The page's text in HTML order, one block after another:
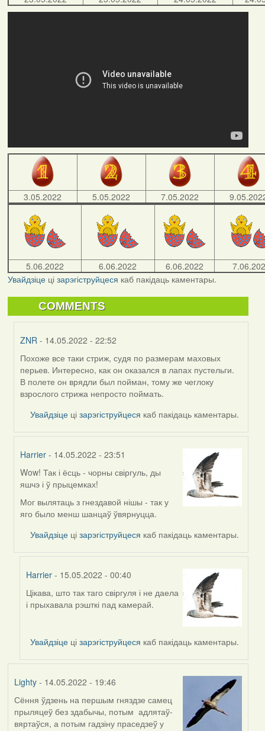
3.05.2022 5.05.2022 7.05.2022
5.06.2022 6.06.2022 6.06.2022
Увайдзіцеці зарэгіструйцеся каб пакідаць каментары.
COMMENTS
ZNR - 14.05.2022 - 22:52
In
reply
to
by
Lighty
Похоже все таки стриж, судя по размерам маховых
перьев. Интересно, как он оказался в лапах пустельги.
В полете он врядли был пойман, тому же чеглоку
взрослого стрижа непросто поймать.
Увайдзіце цізарэгіструйцеся каб пакідаць каментары.
Harrier - 14.05.2022 - 23:51
In
reply
to
by
Wow! Так і ёсць - чорны свіргуль, ды
яшчэ і ў прыцемках!
Мог вылятаць з гнездавой нішы - так у
яго было менш шанцаў ўвярнуцца.
Увайдзіце цізарэгіструйцеся каб пакідаць каментары.
Harrier - 15.05.2022 - 00:40
In
reply
Harrier
Цікава, што так таго свіргуля і не даела
і прыхавала рэшткі пад камерай.
Увайдзіце цізарэгіструйцеся каб пакідаць каментары.
Lighty- 14.05.2022 - 19:46
Сёння ўдзень на першым гняздзе самец
прыляцеў без здабычы, потым адлятаў-
вяртаўся, а потым гадзіну праседзеў у